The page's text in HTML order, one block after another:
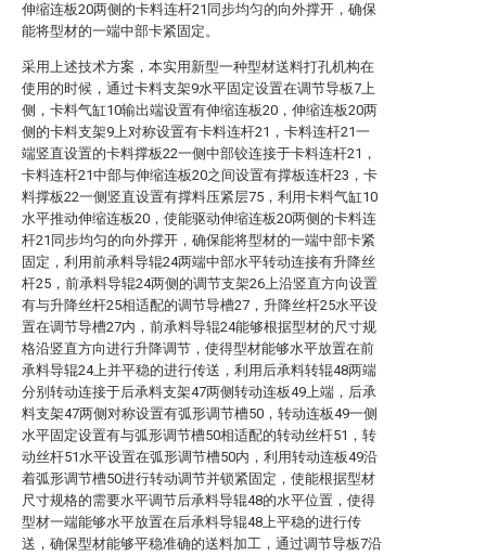
伸缩连板20两侧的卡料连杆21同步均匀的向外撑开，确保
能将型材的一端中部卡紧固定。
采用上述技术方案，本实用新型一种型材送料打孔机构在
使用的时候，通过卡料支架9水平固定设置在调节导板7上
侧，卡料气缸10输出端设置有伸缩连板20，伸缩连板20两
侧的卡料支架9上对称设置有卡料连杆21，卡料连杆21一
端竖直设置的卡料撑板22一侧中部铰连接于卡料连杆21，
卡料连杆21中部与伸缩连板20之间设置有撑板连杆23，卡
料撑板22一侧竖直设置有撑料压紧层75，利用卡料气缸10
水平推动伸缩连板20，使能驱动伸缩连板20两侧的卡料连
杆21同步均匀的向外撑开，确保能将型材的一端中部卡紧
固定，利用前承料导辊24两端中部水平转动连接有升降丝
杆25，前承料导辊24两侧的调节支架26上沿竖直方向设置
有与升降丝杆25相适配的调节导槽27，升降丝杆25水平设
置在调节导槽27内，前承料导辊24能够根据型材的尺寸规
格沿竖直方向进行升降调节，使得型材能够水平放置在前
承料导辊24上并平稳的进行传送，利用后承料转辊48两端
分别转动连接于后承料支架47两侧转动连板49上端，后承
料支架47两侧对称设置有弧形调节槽50，转动连板49一侧
水平固定设置有与弧形调节槽50相适配的转动丝杆51，转
动丝杆51水平设置在弧形调节槽50内，利用转动连板49沿
着弧形调节槽50进行转动调节并锁紧固定，使能根据型材
尺寸规格的需要水平调节后承料导辊48的水平位置，使得
型材一端能够水平放置在后承料导辊48上平稳的进行传
送，确保型材能够平稳准确的送料加工，通过调节导板7沿